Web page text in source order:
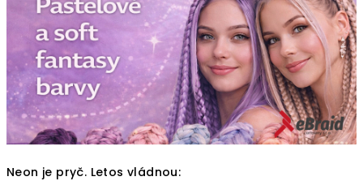
Neon je pryč. Letos vládnou: